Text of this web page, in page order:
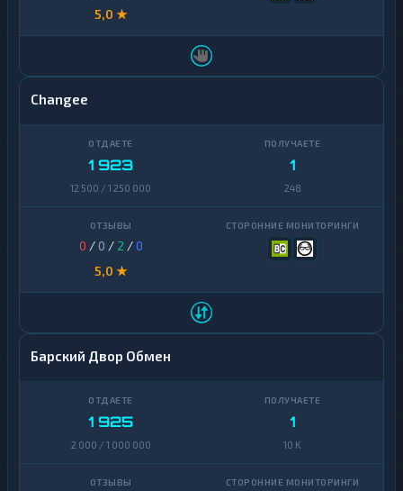
5,0 ★
Changee
1 923
12 500 / 1 250 000
1
248
0 / 0 / 2 /0
5,0 ★
Барский Двор Обмен
1 925
2 000 / 1 000 000
1
10 K